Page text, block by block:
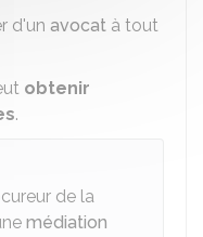
d'un avocat à tout
obtenir
.
de la
médiation